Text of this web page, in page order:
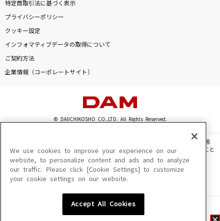
特定商取引法に基づく表示
プライバシーポリシー
クッキー設定
インフォマティブデータの取得について
ご契約方法
企業情報（コーポレートサイト）
© DAIICHIKOSHO CO.,LTD. All Rights Reserved.
このサイトに掲載されている一切の文章・画像・写真・動画・音声等を、手段や形態
を問わず、著作権法の定める範囲を超えて無断で複製、転載、ファイル化などすること
を禁じます。
楽曲及びコンテンツは、機種によりご利用いただけない場合があります。
楽曲及びコンテンツの配信日、配信内容が変更になる場合があります。
We use cookies to improve your experience on our
website, to personalize content and ads and to analyze
our traffic. Please click [Cookie Settings] to customize
your cookie settings on our website.
Accept All Cookies